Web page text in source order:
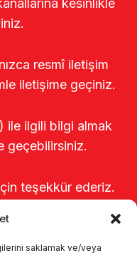
saklamak ve/veya
kesinlikle
resmî iletişim
iletişime geçiniz.
ile ilgili bilgi almak
geçebilirsiniz.
teşekkür ederiz.